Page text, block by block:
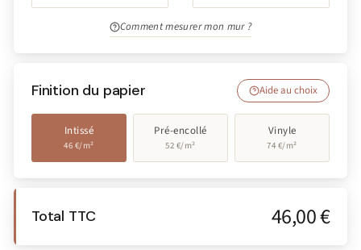
Comment mesurer mon mur ?
Finition du papier Aide au choix
Intissé
46 €/m²
Pré-encollé
52 €/m²
Vinyle
74 €/m²
Total TTC 46,00 €